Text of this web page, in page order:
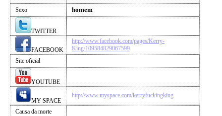
Sexo
homem
TWITTER
FACEBOOK
http://www.facebook.com/pages/Kerry-
King/109584829067599
Site oficial
YOUTUBE
MY SPACE
http://www.myspace.com/kerryfuckingking
Causa da morte